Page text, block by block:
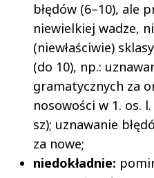
błędów (6–10), ale
niewielkiej wadze,
(niewłaściwie)
(do 10), np.:
gramatycznych za
nosowości w 1. os.
sz); uznawanie
za nowe;
niedokładnie: